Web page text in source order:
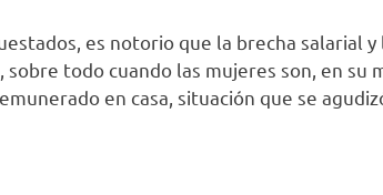
es notorio que la brecha salarial
sobre todo cuando las mujeres son, en su
en casa, situación que se